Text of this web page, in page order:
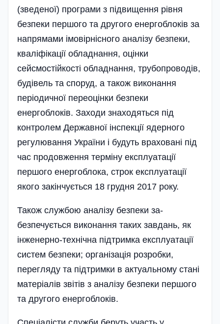
(зведеної) програми з підвищен­ня рівня
безпеки першого та другого енер­гоблоків за
напрямами імовірнісного ана­лізу безпеки,
кваліфікації обладнання, оцінки
сейсмостійкості обладнання, тру­бопроводів,
будівель та споруд, а також виконання
періодичної переоцінки без­пеки
енергоблоків. Заходи знаходяться під
контролем Державної інспекції ядер­ного
регулювання України і будуть вра­ховані під
час продовження терміну екс­плуатації
першого енергоблока, строк експлуатації
якого закінчується 18 груд­ня 2017 року.
Також службою аналізу безпеки за­
безпечується виконання таких завдань, як
інженерно-технічна підтримка експлу­атації
систем безпеки; організація роз­робки,
перегляду та підтримки в актуаль­ному стані
матеріалів звітів з аналізу без­пеки першого
та другого енергоблоків.